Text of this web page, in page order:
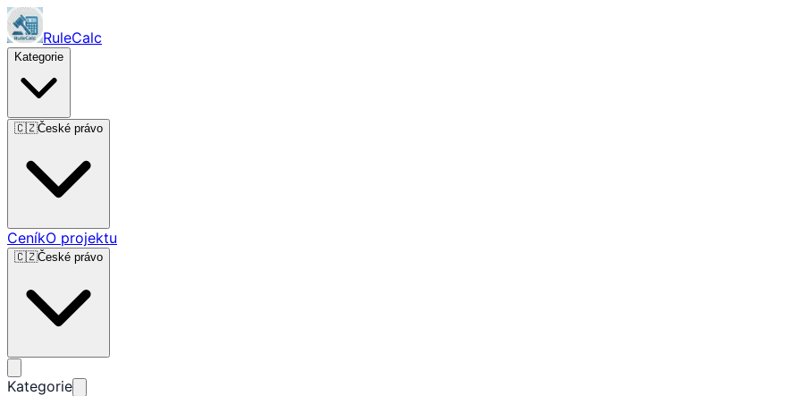
RuleCalc
Kategorie
🇨🇿České právo
CeníkO projektu
🇨🇿České právo
Kategorie